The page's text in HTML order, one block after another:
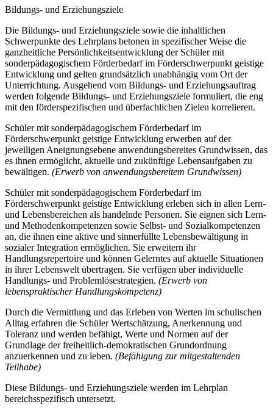
Bildungs- und Erziehungsziele
Die Bildungs- und Erziehungsziele sowie die inhaltlichen
Schwerpunkte des Lehrplans betonen in spezifischer Weise die
ganzheitliche Persönlichkeitsentwicklung der Schüler mit
sonderpädagogischem Förderbedarf im Förderschwerpunkt geistige
Entwicklung und gelten grundsätzlich unabhängig vom Ort der
Unterrichtung. Ausgehend vom Bildungs- und Erziehungsauftrag
werden folgende Bildungs- und Erziehungsziele formuliert, die eng
mit den förderspezifischen und überfachlichen Zielen korrelieren.
Schüler mit sonderpädagogischem Förderbedarf im
Förderschwerpunkt geistige Entwicklung erwerben auf der
jeweiligen Aneignungsebene anwendungsbereites Grundwissen, das
es ihnen ermöglicht, aktuelle und zukünftige Lebensaufgaben zu
bewältigen. (Erwerb von anwendungsbereitem Grundwissen)
Schüler mit sonderpädagogischem Förderbedarf im
Förderschwerpunkt geistige Entwicklung erleben sich in allen Lern-
und Lebensbereichen als handelnde Personen. Sie eignen sich Lern-
und Methodenkompetenzen sowie Selbst- und Sozialkompetenzen
an, die ihnen eine aktive und sinnerfüllte Lebensbewältigung in
sozialer Integration ermöglichen. Sie erweitern ihr
Handlungsrepertoire und können Gelerntes auf aktuelle Situationen
in ihrer Lebenswelt übertragen. Sie verfügen über individuelle
Handlungs- und Problemlösestrategien. (Erwerb von
lebenspraktischer Handlungskompetenz)
Durch die Vermittlung und das Erleben von Werten im schulischen
Alltag erfahren die Schüler Wertschätzung, Anerkennung und
Toleranz und werden befähigt, Werte und Normen auf der
Grundlage der freiheitlich-demokratischen Grundordnung
anzuerkennen und zu leben. (Befähigung zur mitgestaltenden
Teilhabe)
Diese Bildungs- und Erziehungsziele werden im Lehrplan
bereichsspezifisch untersetzt.